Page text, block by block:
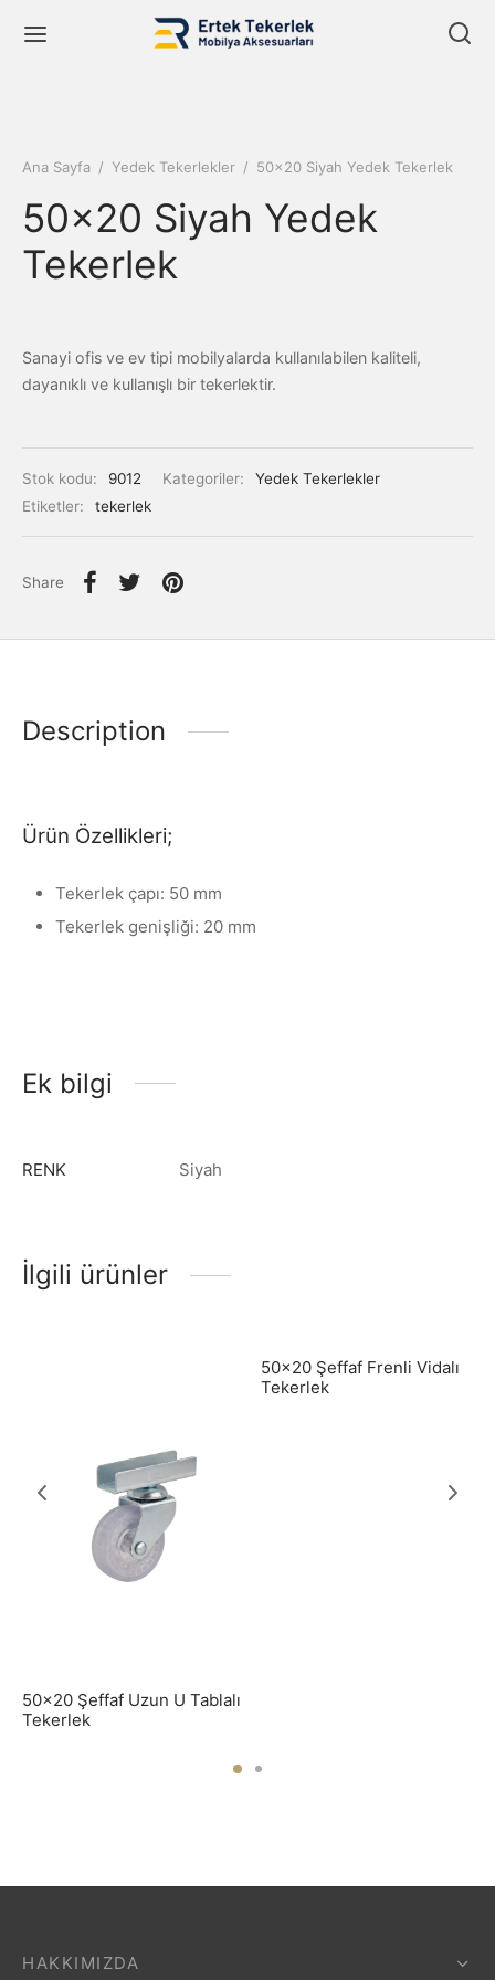
Ana Sayfa / Yedek Tekerlekler / 50×20 Siyah Yedek Tekerlek
50×20 Siyah Yedek
Tekerlek
Sanayi ofis ve ev tipi mobilyalarda kullanılabilen kaliteli,
dayanıklı ve kullanışlı bir tekerlektir.
Stok kodu: 9012 Kategoriler:
Yedek Tekerlekler
Etiketler:
tekerlek
Share
Description
Ürün Özellikleri;
Tekerlek çapı: 50 mm
Tekerlek genişliği: 20 mm
Ek bilgi
RENK Siyah
İlgili ürünler
50×20 Şeffaf Uzun U Tablalı
Tekerlek
50×20 Şeffaf Frenli Vidalı
Tekerlek
HAKKIMIZDA
Back
Tipi Tekerlek Serisi
Tekerlekler
Back
SANAYI TIPI TEKERLEK SERISI
Şeffaf Tekerlek Serisi
Polyamid Tekerlek Serisi
Back
TIPI TEKERLEK SERISI
Büro Tipi Tekerlek Serisi
Tekerlek Serisi